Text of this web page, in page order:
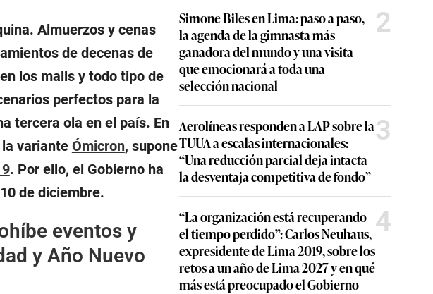
Almuerzos y cenas
de decenas de
los malls y todo tipo de
perfectos para la
tercera ola en el país. En
variante Ómicron, supone
. Por ello, el Gobierno ha
de diciembre.
eventos y
y Año Nuevo
Simone Biles en Lima: paso a paso,
la agenda de la gimnasta más
ganadora del mundo y una visita
que emocionará a toda una
selección nacional
2
Aerolíneas responden a LAP sobre la
TUUA a escalas internacionales:
“Una reducción parcial deja intacta
la desventaja competitiva de fondo”
3
“La organización está recuperando
el tiempo perdido”: Carlos Neuhaus,
expresidente de Lima 2019, sobre los
retos a un año de Lima 2027 y en qué
más está preocupado el Gobierno
4